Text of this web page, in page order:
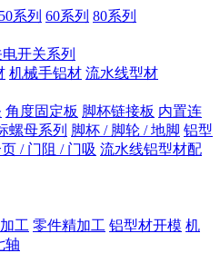
50系列 60系列 80系列
电开关系列
机械手铝材 流水线型材
角度固定板 脚杯链接板 内置连
螺母系列 脚杯 / 脚轮 / 地脚 铝型
/ 门阻 / 门吸 流水线铝型材配
工 零件精加工 铝型材开模 机
轴